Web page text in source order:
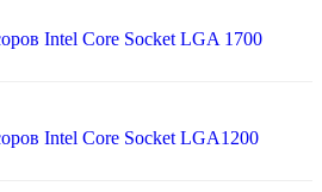
Intel Core Socket LGA 1700
Intel Core Socket LGA1200